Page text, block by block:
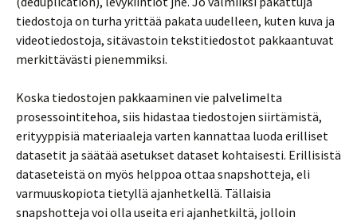
tiedostoja on turha yrittää pakata uudelleen, kuten kuva ja
videotiedostoja, sitävastoin tekstitiedostot pakkaantuvat
merkittävästi pienemmiksi.
Koska tiedostojen pakkaaminen vie palvelimelta
prosessointitehoa, siis hidastaa tiedostojen siirtämistä,
erityyppisiä materiaaleja varten kannattaa luoda erilliset
datasetit ja säätää asetukset dataset kohtaisesti. Erillisistä
dataseteistä on myös helppoa ottaa snapshotteja, eli
varmuuskopiota tietyllä ajanhetkellä. Tällaisia
snapshotteja voi olla useita eri ajanhetkiltä, jolloin